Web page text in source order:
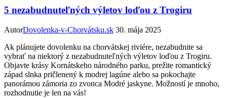
5 nezabudnuteľných výletov loďou z Trogiru
AutorDovolenka-v-Chorvátsku.sk 30. mája 2025
Ak plánujete dovolenku na chorvátskej riviére, nezabudnite sa
vybrať na niektorý z nezabudnuteľných výletov loďou z Trogiru.
Objavte krásy Kornátskeho národného parku, prežite romantický
západ slnka pričlenený k modrej lagúne alebo sa pokochajte
panorámou zámoria zo zvonca Modré jaskyne. Možností je mnoho,
rozhodnutie je len na vás!